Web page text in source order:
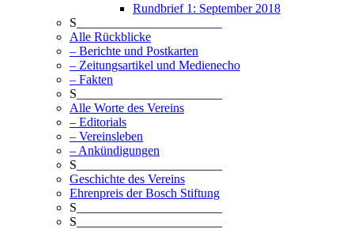
Rundbrief 1: September 2018
S_______________________
Alle Rückblicke
– Berichte und Postkarten
– Zeitungsartikel und Medienecho
– Fakten
S_______________________
Alle Worte des Vereins
– Editorials
– Vereinsleben
– Ankündigungen
S_______________________
Geschichte des Vereins
Ehrenpreis der Bosch Stiftung
S_______________________
S_______________________